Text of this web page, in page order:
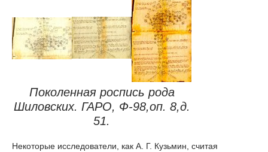
Поколенная роспись рода
Шиловских. ГАРО, Ф-98,оп. 8,д.
51.
Некоторые исследователи, как А. Г. Кузьмин, считая